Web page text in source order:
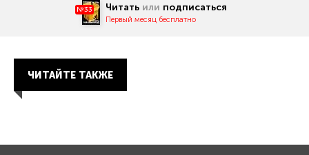
№33 Читать или подписаться
Первый месяц бесплатно
ЧИТАЙТЕ ТАКЖЕ